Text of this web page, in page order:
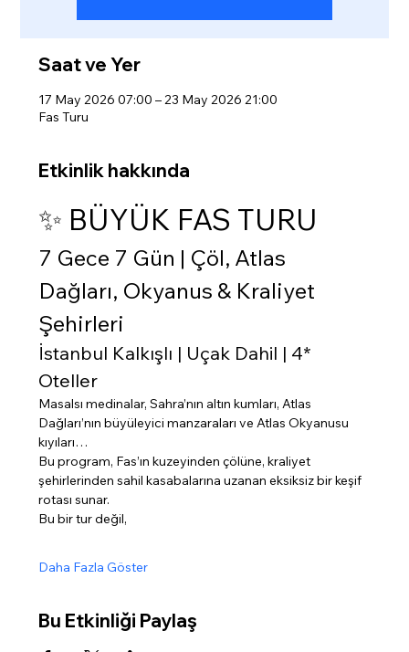
Saat ve Yer
17 May 2026 07:00 – 23 May 2026 21:00
Fas Turu
Etkinlik hakkında
✨ BÜYÜK FAS TURU
7 Gece 7 Gün | Çöl, Atlas
Dağları, Okyanus & Kraliyet
Şehirleri
İstanbul Kalkışlı | Uçak Dahil | 4*
Oteller
Masalsı medinalar, Sahra’nın altın kumları, Atlas
Dağları’nın büyüleyici manzaraları ve Atlas Okyanusu
kıyıları…
Bu program, Fas’ın kuzeyinden çölüne, kraliyet
şehirlerinden sahil kasabalarına uzanan eksiksiz bir keşif
rotası sunar.
Bu bir tur değil,
Daha Fazla Göster
Bu Etkinliği Paylaş